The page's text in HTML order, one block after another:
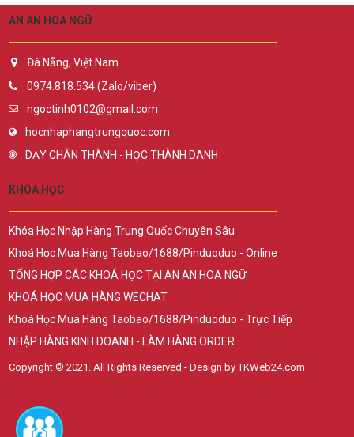
AN AN HOA NGỮ
Đà Nẵng, Việt Nam
0974.818.534 (Zalo/viber)
ngoctinh0102@gmail.com
hocnhaphangtrungquoc.com
DẠY CHÂN THÀNH - HỌC THÀNH DANH
KHÓA HỌC
Khóa Học Nhập Hàng Trung Quốc Chuyên Sâu
Khoá Học Mua Hàng Taobao/1688/Pinduoduo - Online
TỔNG HỢP CÁC KHOÁ HỌC TẠI AN AN HOA NGỮ
KHOÁ HỌC MUA HÀNG WECHAT
Khoá Học Mua Hàng Taobao/1688/Pinduoduo - Trực Tiếp
NHẬP HÀNG KINH DOANH - LÀM HÀNG ORDER
Copyright © 2021. All Rights Reserved - Design by TKWeb24.com